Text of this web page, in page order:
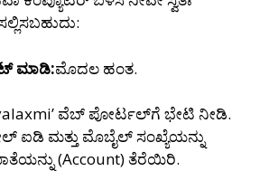
ಮಾಡಿ:ಮೊದಲ ಹಂತ.
ವೆಬ್ ಪೋರ್ಟಲ್‌ಗೆ ಭೇಟಿ ನೀಡಿ.
ಐಡಿ ಮತ್ತು ಮೊಬೈಲ್ ಸಂಖ್ಯೆಯನ್ನು
(Account) ತೆರೆಯಿರಿ.